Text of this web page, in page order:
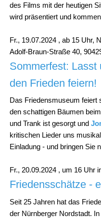
des Films mit der heutigen
wird präsentiert und
Fr., 19.07.2024 , ab 15 Uhr,
Adolf-Braun-Straße 40,
Sommerfest: Lasst
den Frieden feiern!
Das Friedensmuseum feiert
den schattigen Bäumen
und Trank ist gesorgt und
kritischen Lieder uns
Einladung - und bringen Sie
Fr., 20.09.2024 , um 16 Uhr
Friedensschätze -
Seit 25 Jahren hat das
der Nürnberger Nordstadt.